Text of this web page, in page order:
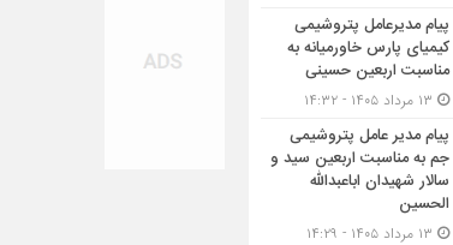
پیام مدیرعامل پتروشیمی
کیمیای پارس خاورمیانه به
مناسبت اربعین حسینی
پیام مدیر عامل پتروشیمی
جم به مناسبت اربعین سید و
سالار شهیدان اباعبدالله
الحسین